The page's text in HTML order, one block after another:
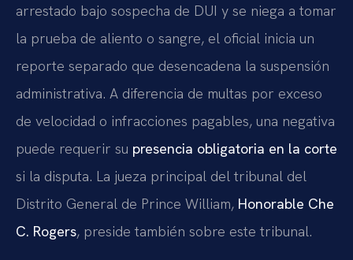
arrestado bajo sospecha de DUI y se niega a tomar
la prueba de aliento o sangre, el oficial inicia un
reporte separado que desencadena la suspensión
administrativa. A diferencia de multas por exceso
de velocidad o infracciones pagables, una negativa
puede requerir su presencia obligatoria en la corte
si la disputa. La jueza principal del tribunal del
Distrito General de Prince William, Honorable Che
C. Rogers, preside también sobre este tribunal.